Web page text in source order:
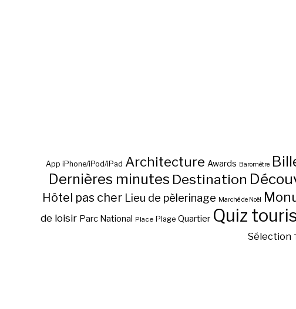
App iPhone/iPod/iPad Architecture Awards Baromètre
Dernières minutes Destination
Hôtel pas cher Lieu de pèlerinage Marché de Noël
de loisir Parc National Place Plage Quartier Quiz
Sélection